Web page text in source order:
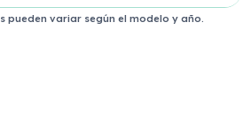
pueden variar según el modelo y año.